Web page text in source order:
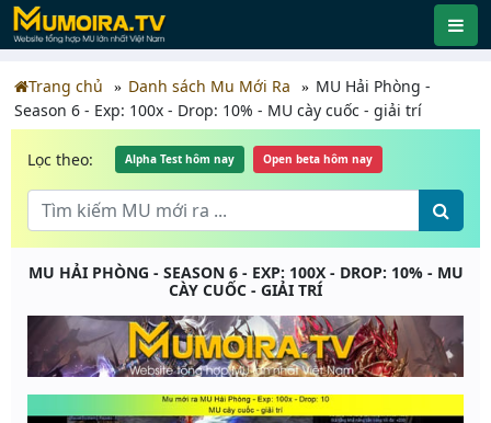
Trang chủ Danh sách Mu Mới Ra
MU Hải Phòng -
Season 6 - Exp: 100x - Drop: 10% - MU cày cuốc - giải trí
Lọc theo: Alpha Test hôm nay Open beta hôm nay
MU HẢI PHÒNG - SEASON 6 - EXP: 100X - DROP: 10% - MU
CÀY CUỐC - GIẢI TRÍ